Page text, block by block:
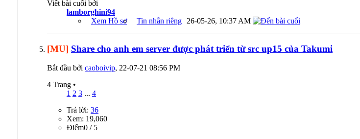
Viết bài cuối bởi
lamborghini94
Xem Hồ sơ
Tin nhắn riêng 26-05-26, 10:37 AM
[MU] Share cho anh em server được phát triển từ src up15 của Takumi
Bắt đầu bởi caoboivip, 22-07-21 08:56 PM
4 Trang •
1 2 3 ... 4
Trả lời: 36
Xem: 19,060
Ðiểm0 / 5